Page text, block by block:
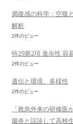
満腹感の科学：空腹
解析
2件のビュー
特29第2項 進歩性 容
2件のビュー
遺伝と環境、多様性
2件のビュー
「救急外来の研修医
腸炎と誤診して高校